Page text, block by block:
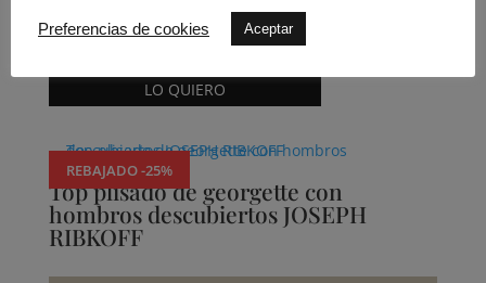
79,95€ 39,98€
LO QUIERO
múltiples
Las
REBAJADO -25%
Top plisado de georgette con
hombros descubiertos JOSEPH
RIBKOFF
Preferencias de cookies Aceptar